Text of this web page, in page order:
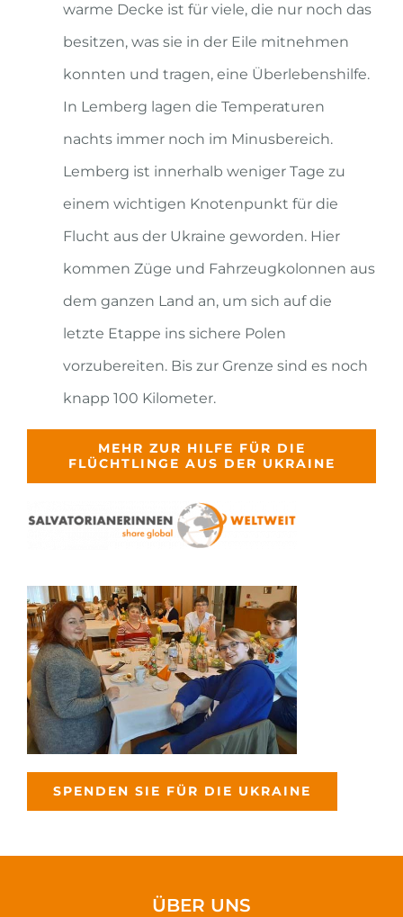
warme Decke ist für viele, die nur noch das
besitzen, was sie in der Eile mitnehmen
konnten und tragen, eine Überlebenshilfe.
In Lemberg lagen die Temperaturen
nachts immer noch im Minusbereich.
Lemberg ist innerhalb weniger Tage zu
einem wichtigen Knotenpunkt für die
Flucht aus der Ukraine geworden. Hier
kommen Züge und Fahrzeugkolonnen aus
dem ganzen Land an, um sich auf die
letzte Etappe ins sichere Polen
vorzubereiten. Bis zur Grenze sind es noch
knapp 100 Kilometer.
MEHR ZUR HILFE FÜR DIE
FLÜCHTLINGE AUS DER UKRAINE
SPENDEN SIE FÜR DIE UKRAINE
ÜBER UNS